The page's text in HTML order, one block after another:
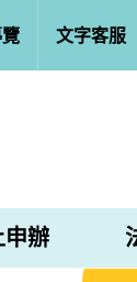
文字客服
辦